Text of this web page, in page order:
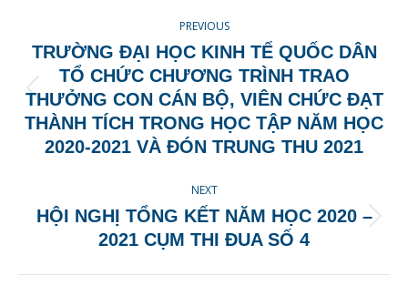
NAVIGATION
PREVIOUS
Previous
post:
TRƯỜNG ĐẠI HỌC KINH TẾ QUỐC DÂN
TỔ CHỨC CHƯƠNG TRÌNH TRAO
THƯỞNG CON CÁN BỘ, VIÊN CHỨC ĐẠT
THÀNH TÍCH TRONG HỌC TẬP NĂM HỌC
2020-2021 VÀ ĐÓN TRUNG THU 2021
NEXT
Next
post:
HỘI NGHỊ TỔNG KẾT NĂM HỌC 2020 –
2021 CỤM THI ĐUA SỐ 4